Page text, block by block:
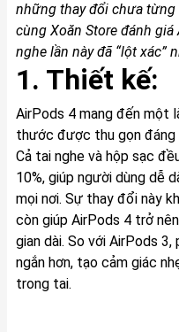
những thay đổi chưa từng
cùng Xoăn Store đánh
nghe lần này đã “lột xác”
1. Thiết kế:
AirPods 4 mang đến một
thước được thu gọn đáng
Cả tai nghe và hộp sạc
10%, giúp người dùng dễ
mọi nơi. Sự thay đổi này
còn giúp AirPods 4 trở
gian dài. So với AirPods
ngắn hơn, tạo cảm giác
trong tai.